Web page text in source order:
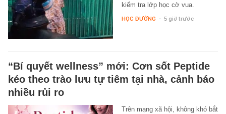
kiểm tra lớp học cờ vua.
HỌC ĐƯỜNG - 5 giờ trước
“Bí quyết wellness” mới: Cơn sốt Peptide
kéo theo trào lưu tự tiêm tại nhà, cảnh báo
nhiều rủi ro
Trên mạng xã hội, không khó bắt